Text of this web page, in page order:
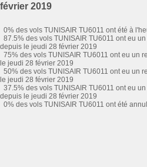
février 2019
0% des vols TUNISAIR TU6011 ont été à
87.5% des vols TUNISAIR TU6011 ont eu
depuis le jeudi 28 février 2019
75% des vols TUNISAIR TU6011 ont eu un
le jeudi 28 février 2019
50% des vols TUNISAIR TU6011 ont eu un
le jeudi 28 février 2019
37.5% des vols TUNISAIR TU6011 ont eu
depuis le jeudi 28 février 2019
0% des vols TUNISAIR TU6011 ont été